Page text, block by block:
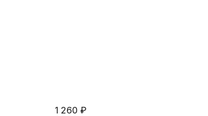
1 260 ₽